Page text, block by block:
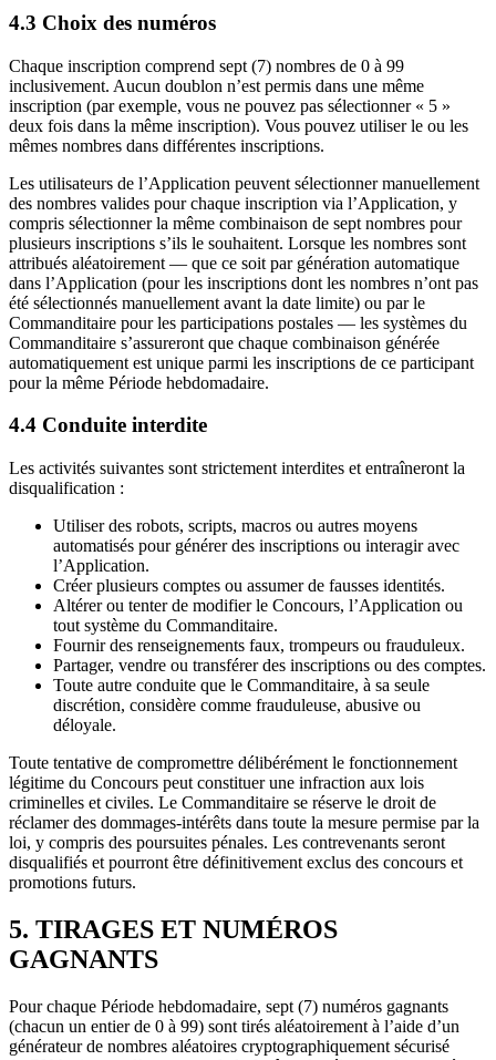
4.3 Choix des numéros
Chaque inscription comprend sept (7) nombres de 0 à 99
inclusivement. Aucun doublon n’est permis dans une même
inscription (par exemple, vous ne pouvez pas sélectionner « 5 »
deux fois dans la même inscription). Vous pouvez utiliser le ou les
mêmes nombres dans différentes inscriptions.
Les utilisateurs de l’Application peuvent sélectionner manuellement
des nombres valides pour chaque inscription via l’Application, y
compris sélectionner la même combinaison de sept nombres pour
plusieurs inscriptions s’ils le souhaitent. Lorsque les nombres sont
attribués aléatoirement — que ce soit par génération automatique
dans l’Application (pour les inscriptions dont les nombres n’ont pas
été sélectionnés manuellement avant la date limite) ou par le
Commanditaire pour les participations postales — les systèmes du
Commanditaire s’assureront que chaque combinaison générée
automatiquement est unique parmi les inscriptions de ce participant
pour la même Période hebdomadaire.
4.4 Conduite interdite
Les activités suivantes sont strictement interdites et entraîneront la
disqualification :
Utiliser des robots, scripts, macros ou autres moyens
automatisés pour générer des inscriptions ou interagir avec
l’Application.
Créer plusieurs comptes ou assumer de fausses identités.
Altérer ou tenter de modifier le Concours, l’Application ou
tout système du Commanditaire.
Fournir des renseignements faux, trompeurs ou frauduleux.
Partager, vendre ou transférer des inscriptions ou des comptes.
Toute autre conduite que le Commanditaire, à sa seule
discrétion, considère comme frauduleuse, abusive ou
déloyale.
Toute tentative de compromettre délibérément le fonctionnement
légitime du Concours peut constituer une infraction aux lois
criminelles et civiles. Le Commanditaire se réserve le droit de
réclamer des dommages-intérêts dans toute la mesure permise par la
loi, y compris des poursuites pénales. Les contrevenants seront
disqualifiés et pourront être définitivement exclus des concours et
promotions futurs.
5. TIRAGES ET NUMÉROS
GAGNANTS
Pour chaque Période hebdomadaire, sept (7) numéros gagnants
(chacun un entier de 0 à 99) sont tirés aléatoirement à l’aide d’un
générateur de nombres aléatoires cryptographiquement sécurisé